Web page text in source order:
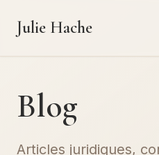
Julie Hache
Blog
Articles juridiques,